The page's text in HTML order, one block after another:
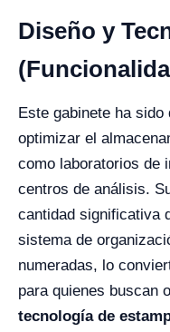
Diseño y
Este gabinete ha
optimizar el
como laboratorios de
centros de análisis.
cantidad significativa
sistema de
numeradas, lo
para quienes buscan
tecnología de